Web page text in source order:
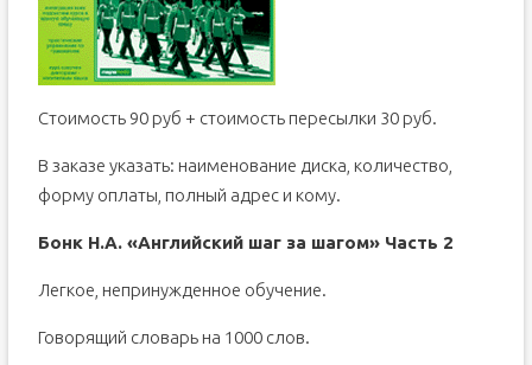
Стоимость 90 руб + стоимость пересылки 30 руб.
В заказе указать: наименование диска, количество,
форму оплаты, полный адрес и кому.
Бонк Н.А. «Английский шаг за шагом» Часть 2
Легкое, непринужденное обучение.
Говорящий словарь на 1000 слов.